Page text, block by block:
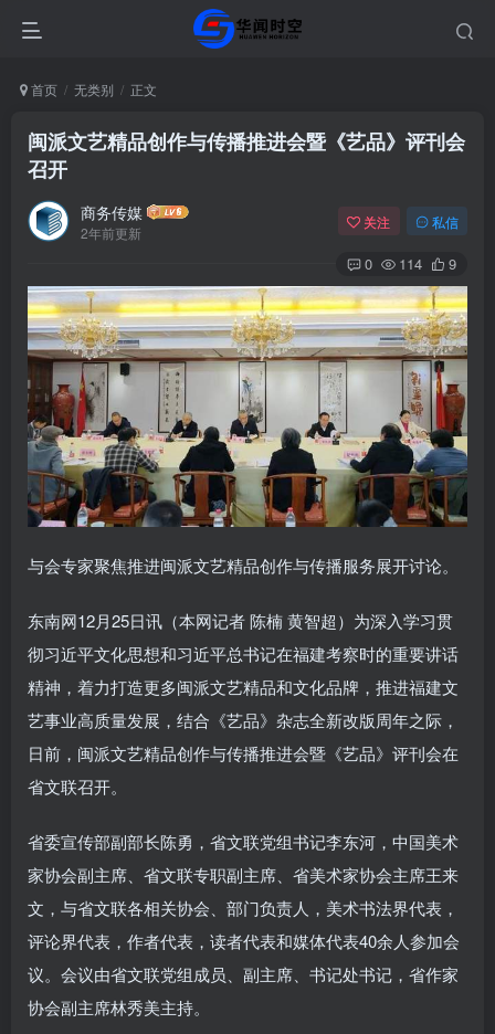
首页 无类别 正文
闽派文艺精品创作与传播推进会暨《艺品》评刊会
召开
商务传媒
2年前更新
关注 私信
0 114 9
与会专家聚焦推进闽派文艺精品创作与传播服务展开讨论。
东南网12月25日讯（本网记者 陈楠 黄智超）为深入学习贯
彻习近平文化思想和习近平总书记在福建考察时的重要讲话
精神，着力打造更多闽派文艺精品和文化品牌，推进福建文
艺事业高质量发展，结合《艺品》杂志全新改版周年之际，
日前，闽派文艺精品创作与传播推进会暨《艺品》评刊会在
省文联召开。
省委宣传部副部长陈勇，省文联党组书记李东河，中国美术
家协会副主席、省文联专职副主席、省美术家协会主席王来
文，与省文联各相关协会、部门负责人，美术书法界代表，
评论界代表，作者代表，读者代表和媒体代表40余人参加会
议。会议由省文联党组成员、副主席、书记处书记，省作家
协会副主席林秀美主持。